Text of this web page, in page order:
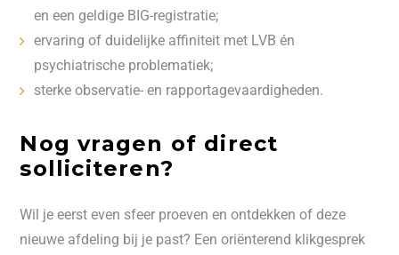
en een geldige BIG-registratie;
ervaring of duidelijke affiniteit met LVB én
psychiatrische problematiek;
sterke observatie- en rapportagevaardigheden.
Nog vragen of direct
solliciteren?
Wil je eerst even sfeer proeven en ontdekken of deze
nieuwe afdeling bij je past? Een oriënterend klikgesprek